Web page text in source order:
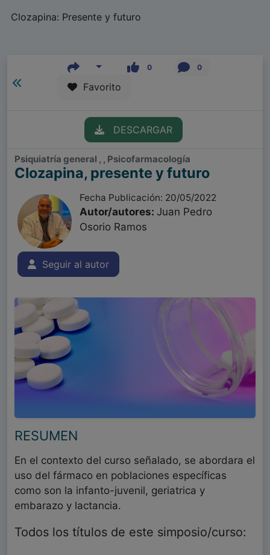
Clozapina: Presente y futuro
0 0
Favorito
DESCARGAR
Psiquiatría general , , Psicofarmacología
Clozapina, presente y futuro
Fecha Publicación: 20/05/2022
Autor/autores: Juan Pedro
Osorio Ramos
Seguir al autor
RESUMEN
En el contexto del curso señalado, se abordara el
uso del fármaco en poblaciones específicas
como son la infanto-juvenil, geriatrica y
embarazo y lactancia.
Todos los títulos de este simposio/curso: